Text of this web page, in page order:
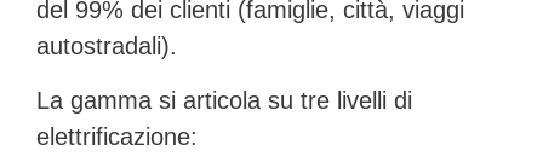
del 99% dei clienti (famiglie, città, viaggi
autostradali).
La gamma si articola su tre livelli di
elettrificazione: